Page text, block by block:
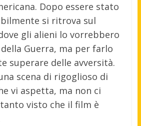
Dopo essere stato
si ritrova sul
gli alieni lo vorrebbero
Guerra, ma per farlo
superare delle avversità.
scena di rigoglioso di
vi aspetta, ma non ci
visto che il film è